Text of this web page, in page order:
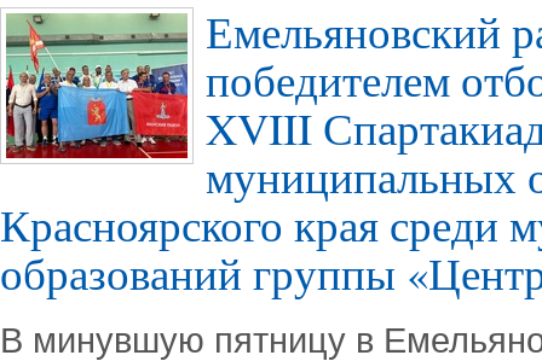
Емельяновский
победителем
XVIII
муниципальных
Красноярского края среди
образований группы
В минувшую пятницу в